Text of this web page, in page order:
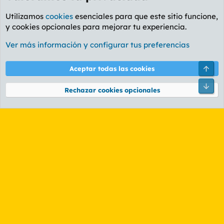
Foro Música
Cookies
PL OLDSTYLE AMARILLO
Términos y reglas Política de privacidad Ayuda
Community platform by XenForo® © 2010-2026 XenForo Ltd.
Utilizamos cookies esenciales para que este sitio funcione,
y cookies opcionales para mejorar tu experiencia.
Ver más información y configurar tus preferencias
Aceptar todas las cookies
Rechazar cookies opcionales
Pie